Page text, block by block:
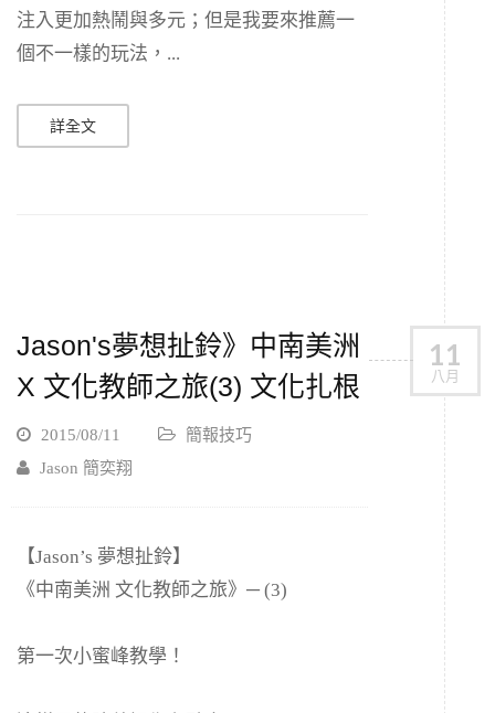
注入更加熱鬧與多元；但是我要來推薦一
個不一樣的玩法，...
詳全文
11
八月
Jason's夢想扯鈴》中南美洲
X 文化教師之旅(3) 文化扎根
2015/08/11
簡報技巧
Jason 簡奕翔
【Jason’s 夢想扯鈴】
《中南美洲 文化教師之旅》─ (3)
第一次小蜜峰教學！